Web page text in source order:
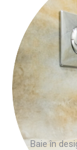
Baie în